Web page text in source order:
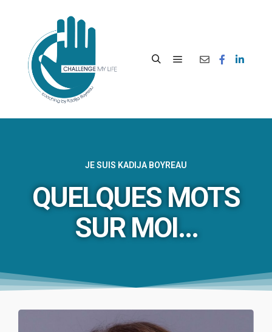
JE SUIS KADIJA BOYREAU
QUELQUES MOTS
SUR MOI...